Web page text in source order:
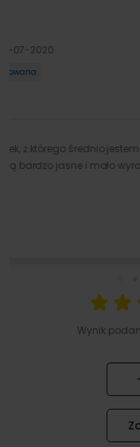
Super jest ten kubek
Wynik